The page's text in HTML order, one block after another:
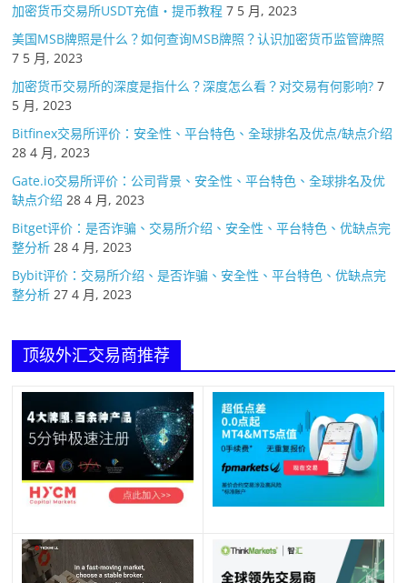
加密货币交易所USDT充值・提币教程 7 5 月, 2023
美国MSB牌照是什么？如何查询MSB牌照？认识加密货币监管牌照
7 5 月, 2023
加密货币交易所的深度是指什么？深度怎么看？对交易有何影响? 7
5 月, 2023
Bitfinex交易所评价：安全性、平台特色、全球排名及优点/缺点介绍
28 4 月, 2023
Gate.io交易所评价：公司背景、安全性、平台特色、全球排名及优
缺点介绍 28 4 月, 2023
Bitget评价：是否诈骗、交易所介绍、安全性、平台特色、优缺点完
整分析 28 4 月, 2023
Bybit评价：交易所介绍、是否诈骗、安全性、平台特色、优缺点完
整分析 27 4 月, 2023
顶级外汇交易商推荐